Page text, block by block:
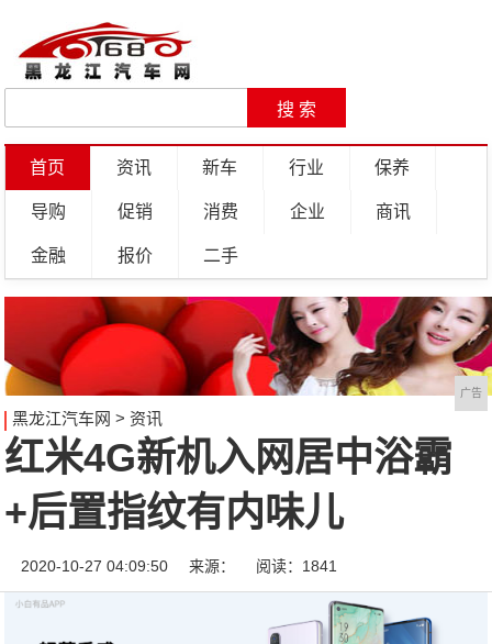
首页 资讯 新车 行业 保养
导购 促销 消费 企业 商讯
金融 报价 二手
广告
黑龙江汽车网 > 资讯
红米4G新机入网居中浴霸
+后置指纹有内味儿
2020-10-27 04:09:50 来源： 阅读：1841